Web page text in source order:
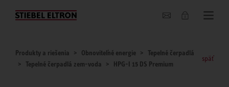
O nás
Produkty a riešenia Obnoviteľné energie
Tepelné čerpadlá
Tepelné čerpadlá zem-voda
HPG-I 15 DS Premium
späť